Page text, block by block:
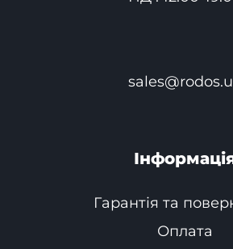
Гарантія та
Оплата